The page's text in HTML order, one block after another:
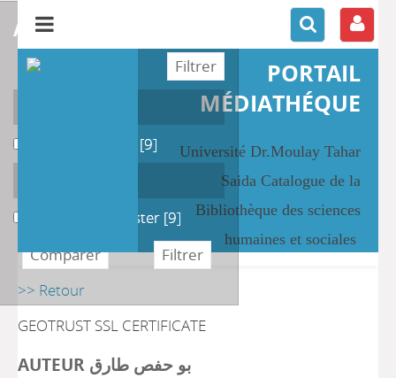
PORTAIL
MÉDIATHÉQUE
Université Dr.Moulay Tahar
Saida Catalogue de la
Bibliothèque des sciences
humaines et sociales
>> Retour
GEOTRUST SSL CERTIFICATE
AUTEUR بو حفص طارق
affiner ou comparer
Salle des Thèses [9]
Mémoire de Master
Mémoire de Master [9]